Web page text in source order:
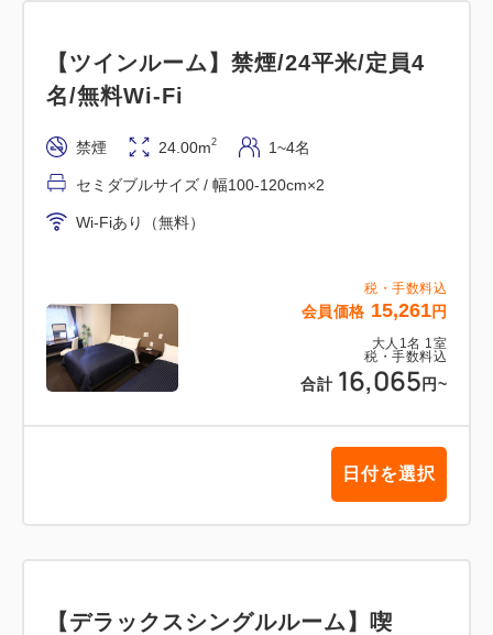
税・手数料込
会員価格 15,261円
大人 1 名 1 室
税・手数料込
合計 16,065 円~
【ツインルーム】禁煙/24平米/定員4
名/無料Wi-Fi
禁煙 24.00m2 1~4名
セミダブルサイズ / 幅100-120cm×2
Wi-Fiあり（無料）
日付を選択
【デラックスシングルルーム】喫